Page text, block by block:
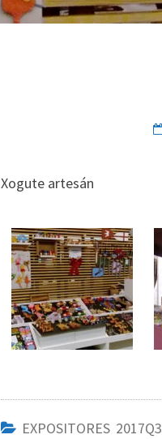
Xogute artesán
EXPOSITORES 2017Q3